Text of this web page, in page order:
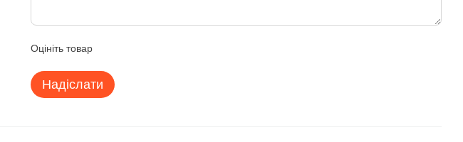
Оцініть товар
Надіслати